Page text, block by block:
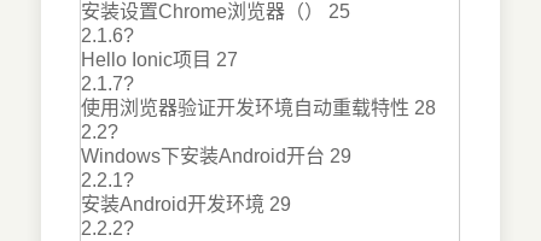
安装设置Chrome浏览器（） 25
2.1.6?
Hello Ionic项目 27
2.1.7?
使用浏览器验证开发环境自动重载特性 28
2.2?
Windows下安装Android开台 29
2.2.1?
安装Android开发环境 29
2.2.2?